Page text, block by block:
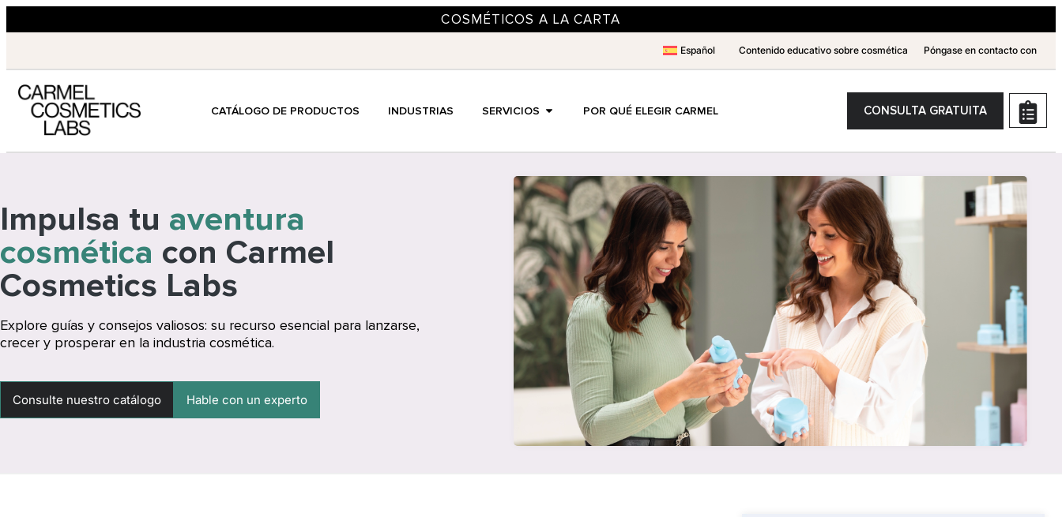
COSMÉTICOS A LA CARTA
Español Contenido educativo sobre cosmética Póngase en contacto con
CATÁLOGO DE PRODUCTOS INDUSTRIAS SERVICIOS POR QUÉ ELEGIR CARMEL CONSULTA GRATUITA
Impulsa tu aventura
cosmética con Carmel
Cosmetics Labs
Explore guías y consejos valiosos: su recurso esencial para lanzarse,
crecer y prosperar en la industria cosmética.
Consulte nuestro catálogo Hable con un experto